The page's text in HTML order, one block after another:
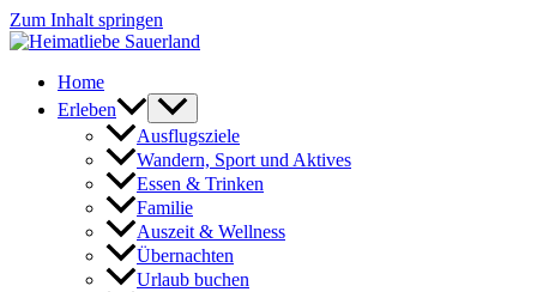
Zum Inhalt springen
Home
Erleben
Ausflugsziele
Wandern, Sport und Aktives
Essen & Trinken
Familie
Auszeit & Wellness
Übernachten
Urlaub buchen